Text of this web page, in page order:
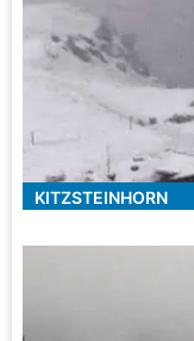
KITZSTEINHORN